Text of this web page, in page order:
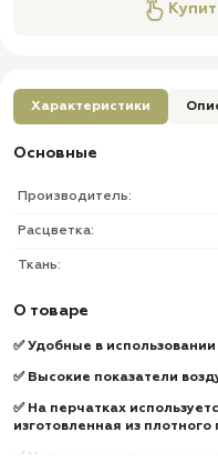
Характеристики
Основные
Производитель:
Расцветка:
Ткань:
О товаре
✅ Удобные в использовании
✅ Высокие показатели
✅ На перчатках
изготовленная из
✅ На поверхности ладони